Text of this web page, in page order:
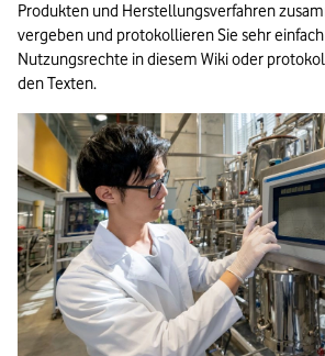
Produkten und Herstellungsverfahren
vergeben und protokollieren Sie sehr
Nutzungsrechte in diesem Wiki oder
den Texten.